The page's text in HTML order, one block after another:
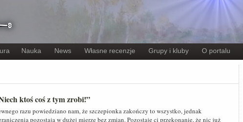
Nauka News Własne recenzje Grupy i kluby O portalu
ktoś coś z tym zrobi!”
razu powiedziano nam, że szczepionka zakończy to wszystko, jednak
pozostają w dużej mierze bez zmian. Pozostaje ci przekonanie, że nic już